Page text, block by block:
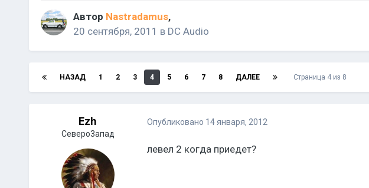
Автор Nastradamus,
20 сентября, 2011 в DC Audio
НАЗАД 1 2 3 4 5 6 7 8 ДАЛЕЕ Страница 4 из 8
Ezh
Северо3апад
Опубликовано 14 января, 2012
левел 2 когда приедет?